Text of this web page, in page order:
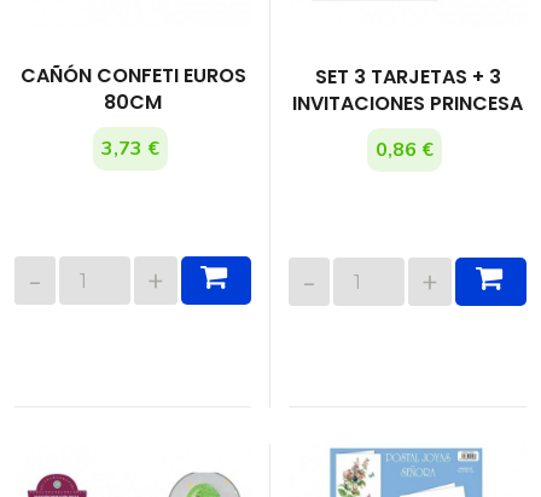
CAÑÓN CONFETI EUROS
80CM
3,73 €
SET 3 TARJETAS + 3
INVITACIONES PRINCESA
0,86 €